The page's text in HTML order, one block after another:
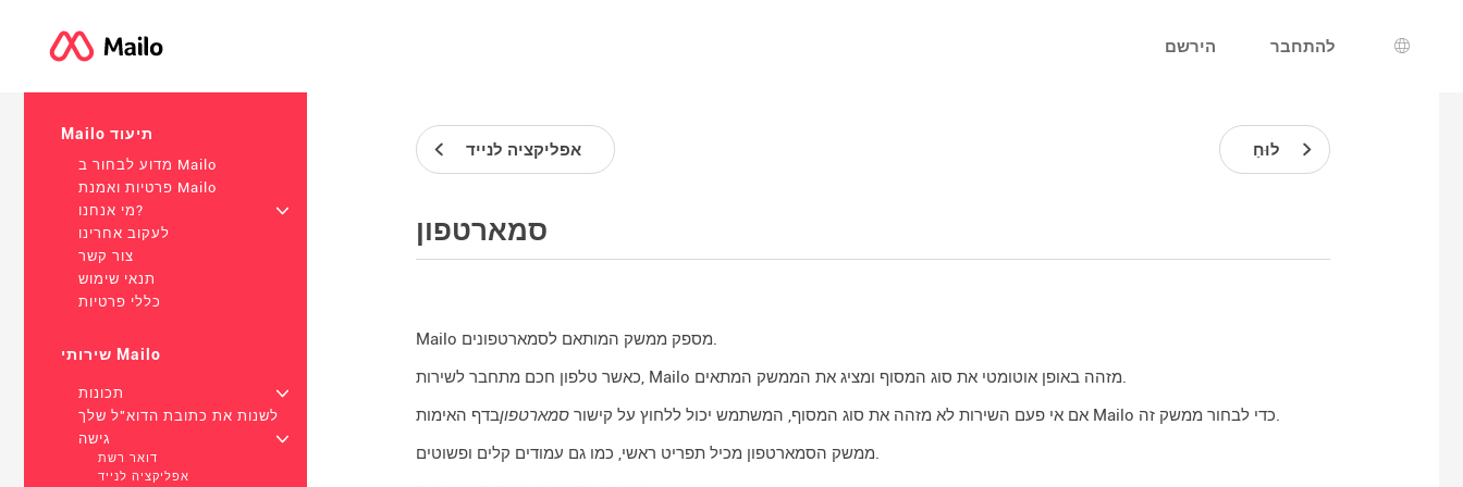
הירשם להתחבר
שפה
Mailo תיעוד
מדוע לבחור ב Mailo
פרטיות ואמנת Mailo
מי אנחנו?
+
לעקוב אחרינו
צור קשר
תנאי שימוש
כללי פרטיות
שירותי Mailo
תכונות
+
לשנות את כתובת הדוא"ל שלך
גישה
+
דואר רשת
אפליקציה לנייד
אפליקציה לנייד לוּחַ
סמארטפון
Mailo מספק ממשק המותאם לסמארטפונים.
כאשר טלפון חכם מתחבר לשירות, Mailo מזהה באופן אוטומטי את סוג המסוף ומציג את הממשק המתאים.
אם אי פעם השירות לא מזהה את סוג המסוף, המשתמש יכול ללחוץ על קישור סמארטפון
בדף האימות Mailo כדי לבחור ממשק זה.
ממשק הסמארטפון מכיל תפריט ראשי, כמו גם עמודים קלים ופשוטים.